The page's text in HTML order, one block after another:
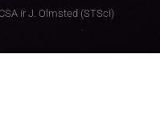
ir J. Olmsted (STScI)